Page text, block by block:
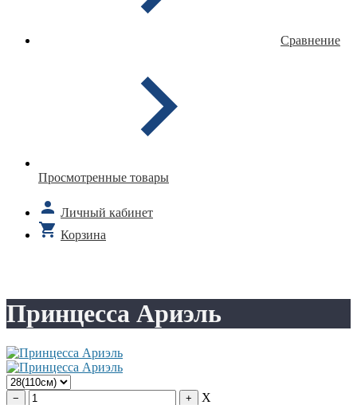
Сравнение
Просмотренные товары
Личный кабинет
Корзина
Принцесса Ариэль
X